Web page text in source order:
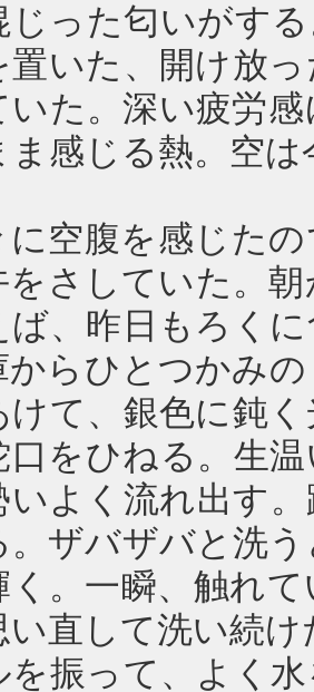
じった匂いがす
置いた、開け放
いた。深い疲労
ま感じる熱。空
に空腹を感じた
をさしていた。
ば、昨日もろく
からひとつかみ
けて、銀色に鈍
口をひねる。生
いよく流れ出す
。ザバザバと洗
く。一瞬、触れ
い直して洗い続け
を振って、よく